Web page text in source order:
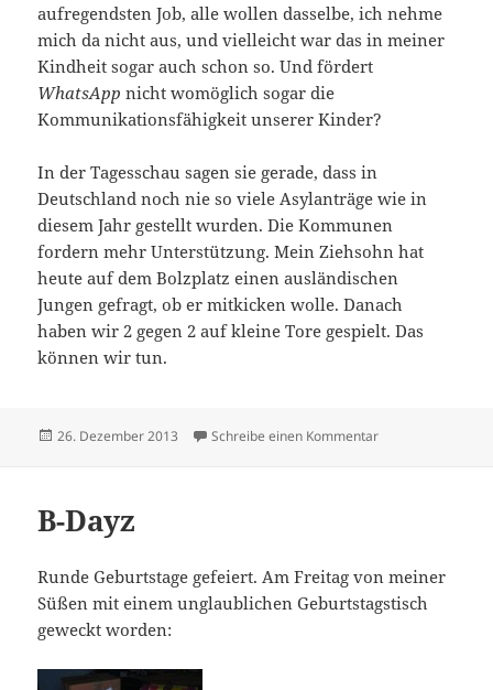
aufregendsten Job, alle wollen dasselbe, ich nehme
mich da nicht aus, und vielleicht war das in meiner
Kindheit sogar auch schon so. Und fördert
WhatsApp nicht womöglich sogar die
Kommunikationsfähigkeit unserer Kinder?
In der Tagesschau sagen sie gerade, dass in
Deutschland noch nie so viele Asylanträge wie in
diesem Jahr gestellt wurden. Die Kommunen
fordern mehr Unterstützung. Mein Ziehsohn hat
heute auf dem Bolzplatz einen ausländischen
Jungen gefragt, ob er mitkicken wolle. Danach
haben wir 2 gegen 2 auf kleine Tore gespielt. Das
können wir tun.
Veröffentlicht
26. Dezember 2013 Schreibe einen Kommentarzu Ohne Moos nix
B-Dayz
Runde Geburtstage gefeiert. Am Freitag von meiner
Süßen mit einem unglaublichen Geburtstagstisch
geweckt worden: